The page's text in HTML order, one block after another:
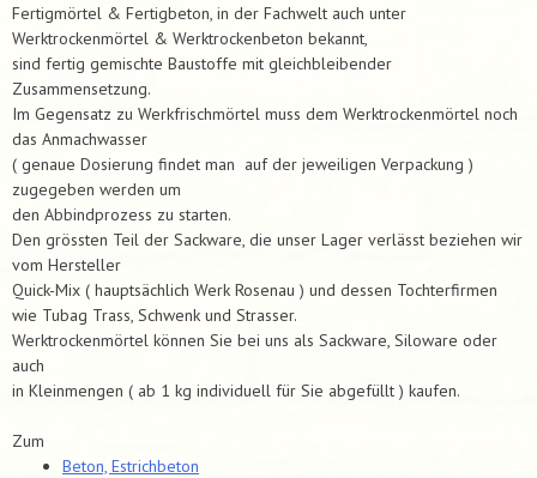
Fertigmörtel & Fertigbeton, in der Fachwelt auch unter
Werktrockenmörtel & Werktrockenbeton bekannt,
sind fertig gemischte Baustoffe mit gleichbleibender
Zusammensetzung.
Im Gegensatz zu Werkfrischmörtel muss dem Werktrockenmörtel noch
das Anmachwasser
( genaue Dosierung findet man auf der jeweiligen Verpackung )
zugegeben werden um
den Abbindprozess zu starten.
Den grössten Teil der Sackware, die unser Lager verlässt beziehen wir
vom Hersteller
Quick-Mix ( hauptsächlich Werk Rosenau ) und dessen Tochterfirmen
wie Tubag Trass, Schwenk und Strasser.
Werktrockenmörtel können Sie bei uns als Sackware, Siloware oder
auch
in Kleinmengen ( ab 1 kg individuell für Sie abgefüllt ) kaufen.
Zum
Beton, Estrichbeton